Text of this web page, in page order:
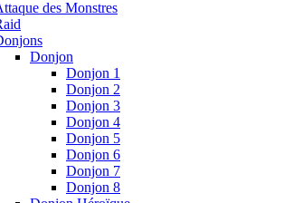
des Monstres
Donjon
Donjon 1
Donjon 2
Donjon 3
Donjon 4
Donjon 5
Donjon 6
Donjon 7
Donjon 8